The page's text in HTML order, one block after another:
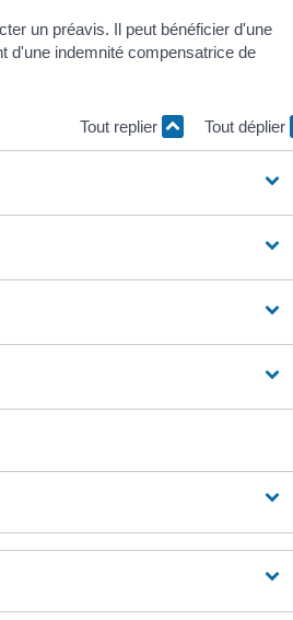
un préavis. Il peut bénéficier d'une
d'une indemnité compensatrice de
Tout replier Tout déplier